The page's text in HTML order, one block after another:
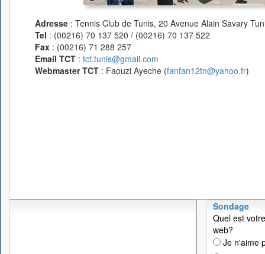
Adresse : Tennis Club de Tunis, 20 Avenue Alain Savary
Tel : (00216) 70 137 520 / (00216) 70 137 522
Fax : (00216) 71 288 257
Email TCT : tct.tunis@gmail.com
Webmaster TCT : Faouzi Ayeche (fanfan12tn@yahoo.fr)
Sondage
Quel est
web?
Je n'aime